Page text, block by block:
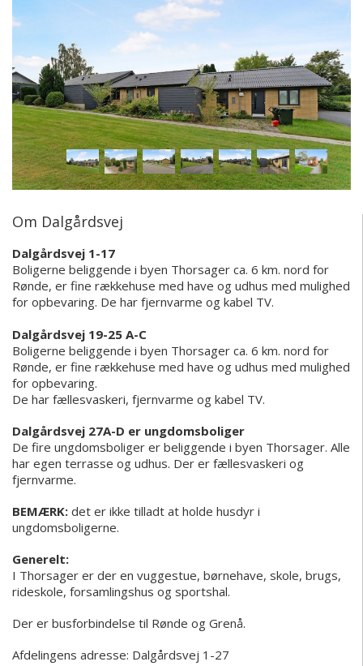
Om Dalgårdsvej
Dalgårdsvej 1-17
Boligerne beliggende i byen Thorsager ca. 6 km. nord for
Rønde, er fine rækkehuse med have og udhus med mulighed
for opbevaring. De har fjernvarme og kabel TV.
Dalgårdsvej 19-25 A-C
Boligerne beliggende i byen Thorsager ca. 6 km. nord for
Rønde, er fine rækkehuse med have og udhus med mulighed
for opbevaring.
De har fællesvaskeri, fjernvarme og kabel TV.
Dalgårdsvej 27A-D er ungdomsboliger
De fire ungdomsboliger er beliggende i byen Thorsager. Alle
har egen terrasse og udhus. Der er fællesvaskeri og
fjernvarme.
BEMÆRK: det er ikke tilladt at holde husdyr i
ungdomsboligerne.
Generelt:
I Thorsager er der en vuggestue, børnehave, skole, brugs,
rideskole, forsamlingshus og sportshal.
Der er busforbindelse til Rønde og Grenå.
Afdelingens adresse: Dalgårdsvej 1-27